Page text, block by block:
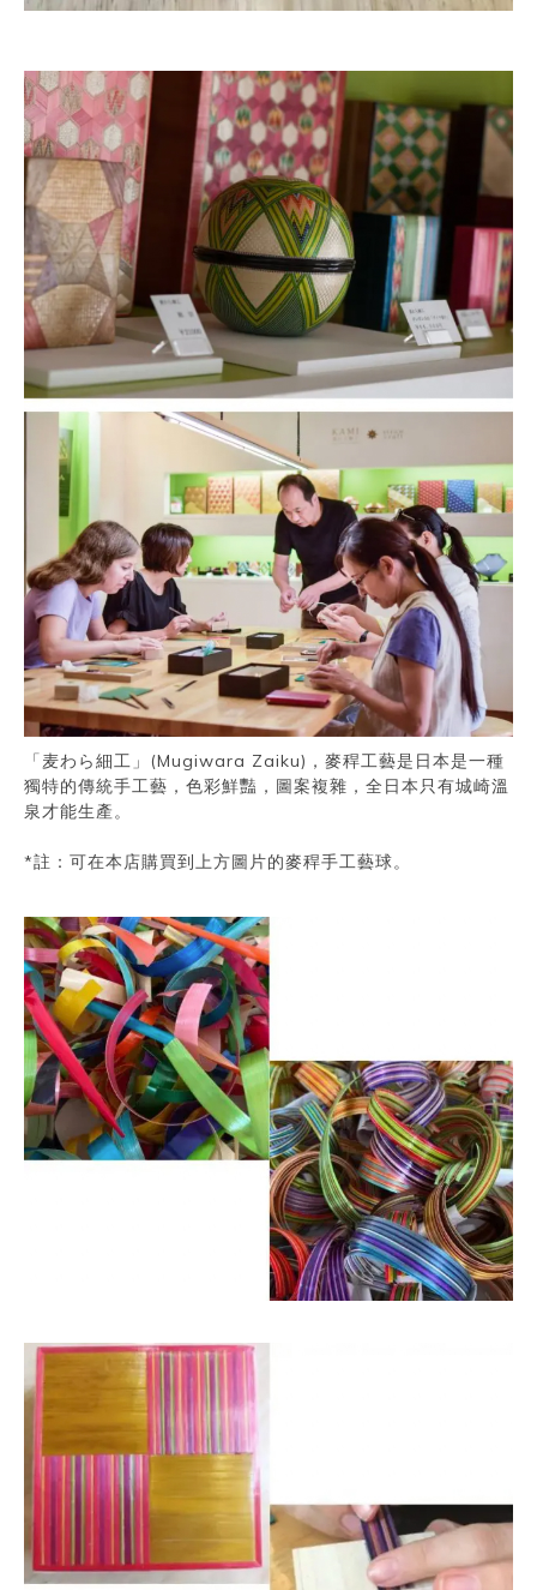
「麦わら細工」(Mugiwara Zaiku)，麥稈工藝是日本是一種
獨特的傳統手工藝，色彩鮮豔，圖案複雜，全日本只有城崎溫
泉才能生產。
*註：可在本店購買到上方圖片的麥稈手工藝球。